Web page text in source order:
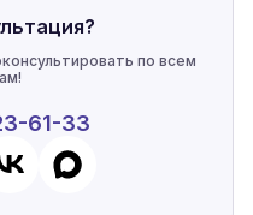
по всем
61-33